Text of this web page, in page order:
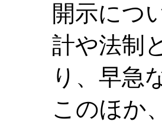
開示につ
計や法制
り、早急
このほか